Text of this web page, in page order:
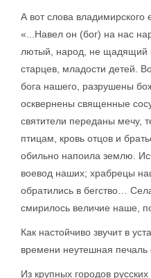
А вот слова владимирского
«...Навел он (бог) на нас
лютый, народ, не
старцев, младости детей.
бога нашего, разрушены
осквернены священные
святители переданы мечу,
птицам, кровь отцов и
обильно напоила землю.
воевод наших; храбрецы
обратились в бегство…
смирилось величие наше,
Как настойчиво звучит в
времени неутешная печаль
Из крупных городов